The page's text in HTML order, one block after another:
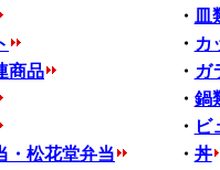
・ 皿
・ カ
商品
・ ガ
・ 鍋
・ ビ
・松花堂弁当
・ 丼